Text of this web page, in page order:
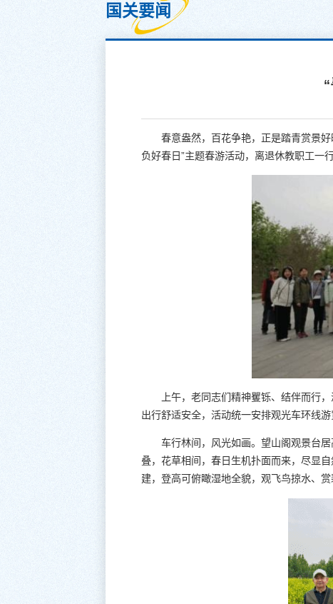
国关要闻
春意盎然，百花争艳，正是踏青赏景
负好春日”主题春游活动，离退休教职工一
上午，老同志们精神矍铄、结伴而行
出行舒适安全，活动统一安排观光车环线
车行林间，风光如画。望山阁观景台
叠，花草相间，春日生机扑面而来，尽显
建，登高可俯瞰湿地全貌，观飞鸟掠水、赏